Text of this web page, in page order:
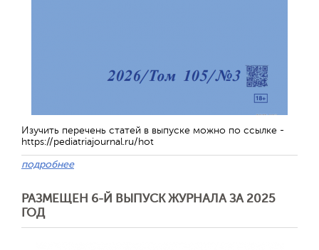
Изучить перечень статей в выпуске можно по ссылке -
https://pediatriajournal.ru/hot
подробнее
РАЗМЕЩЕН 6-Й ВЫПУСК ЖУРНАЛА ЗА 2025
ГОД